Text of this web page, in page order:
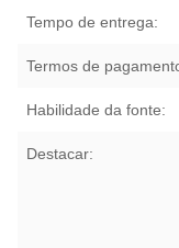
Tempo de entrega:
Termos de
Habilidade da fonte:
Destacar: